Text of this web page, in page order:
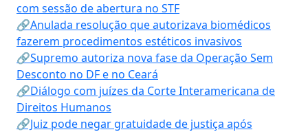
com sessão de abertura no STF
🔗Anulada resolução que autorizava biomédicos
fazerem procedimentos estéticos invasivos
🔗Supremo autoriza nova fase da Operação Sem
Desconto no DF e no Ceará
🔗Diálogo com juízes da Corte Interamericana de
Direitos Humanos
🔗Juiz pode negar gratuidade de justiça após